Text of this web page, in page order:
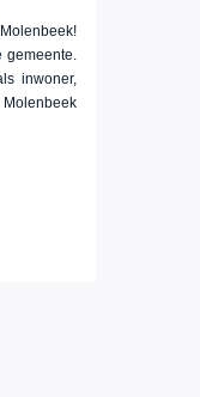
inwoner,